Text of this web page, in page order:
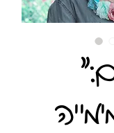
"דגם: